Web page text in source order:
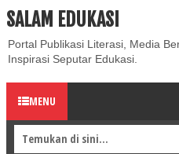
ABOUT CONTACT US
SALAM EDUKASI
Portal Publikasi Literasi, Media
Inspirasi Seputar Edukasi.
MENU